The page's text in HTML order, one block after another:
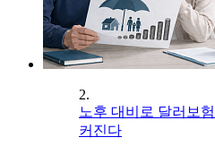
2.
노후 대비로 달러보
커진다